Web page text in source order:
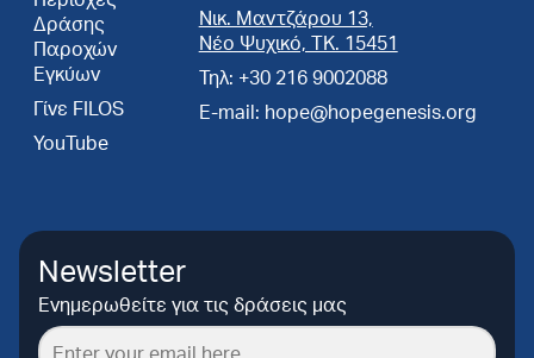
Δράσης
Παροχών
Εγκύων
Γίνε FILOS
YouTube
Νικ. Μαντζάρου 13,
Νέο Ψυχικό, ΤΚ. 15451
Τηλ: +30 216 9002088
E-mail: hope@hopegenesis.org
Newsletter
Ενημερωθείτε για τις δράσεις μας